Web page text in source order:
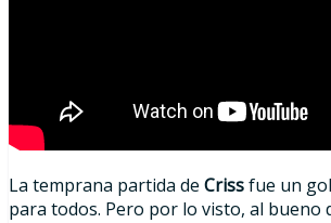
La temprana partida de Crissfue un
para todos. Pero por lo visto, al bueno